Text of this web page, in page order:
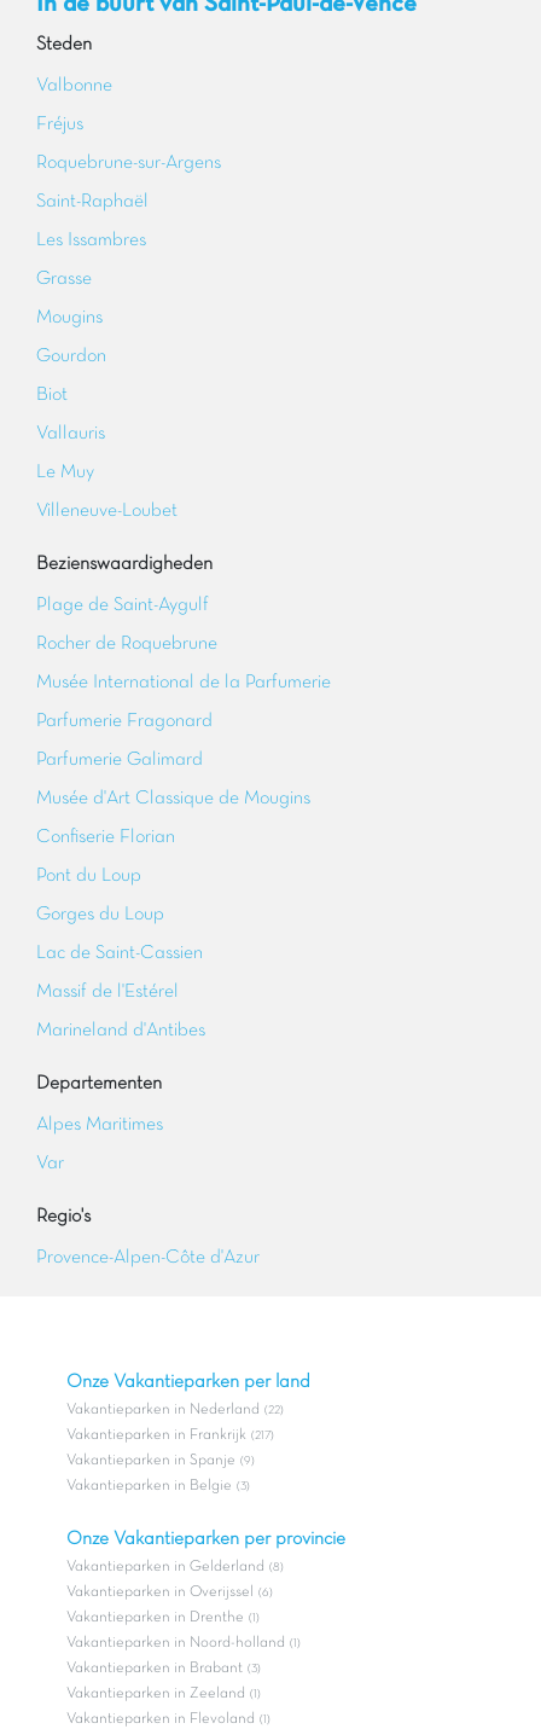
In de buurt van Saint-Paul-de-Vence
Steden
Valbonne
Fréjus
Roquebrune-sur-Argens
Saint-Raphaël
Les Issambres
Grasse
Mougins
Gourdon
Biot
Vallauris
Le Muy
Villeneuve-Loubet
Bezienswaardigheden
Plage de Saint-Aygulf
Rocher de Roquebrune
Musée International de la Parfumerie
Parfumerie Fragonard
Parfumerie Galimard
Musée d'Art Classique de Mougins
Confiserie Florian
Pont du Loup
Gorges du Loup
Lac de Saint-Cassien
Massif de l'Estérel
Marineland d'Antibes
Departementen
Alpes Maritimes
Var
Regio's
Provence-Alpen-Côte d'Azur
Onze Vakantieparken per land
Vakantieparken in Nederland (22)
Vakantieparken in Frankrijk (217)
Vakantieparken in Spanje (9)
Vakantieparken in Belgie (3)
Onze Vakantieparken per provincie
Vakantieparken in Gelderland (8)
Vakantieparken in Overijssel (6)
Vakantieparken in Drenthe (1)
Vakantieparken in Noord-holland (1)
Vakantieparken in Brabant (3)
Vakantieparken in Zeeland (1)
Vakantieparken in Flevoland (1)